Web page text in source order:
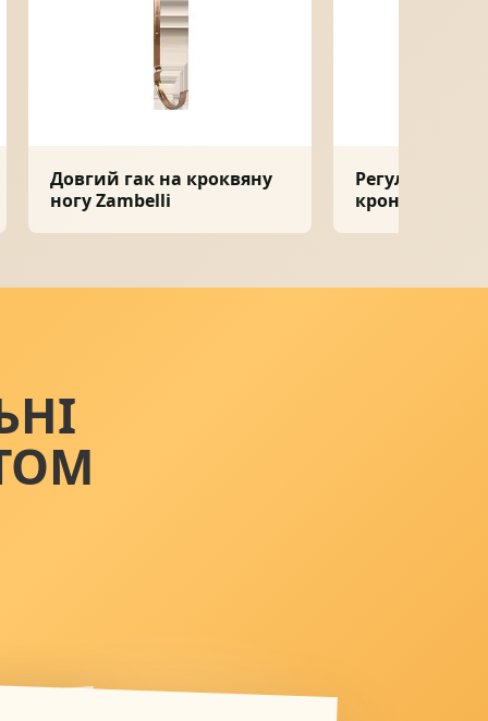
Довгий гак на кроквяну
ногу Zambelli
Регулятор
кронштейна